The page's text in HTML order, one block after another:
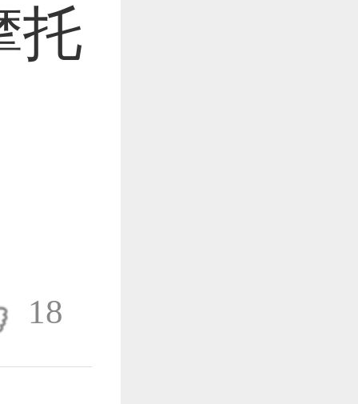
功备案！
托
18